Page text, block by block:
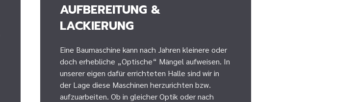
AUFBEREITUNG &
LACKIERUNG
Eine Baumaschine kann nach Jahren kleinere oder
doch erhebliche „Optische“ Mängel aufweisen. In
unserer eigen dafür errichteten Halle sind wir in
der Lage diese Maschinen herzurichten bzw.
aufzuarbeiten. Ob in gleicher Optik oder nach